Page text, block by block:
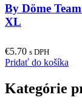
By Döme
XL
€5.70 s DPH
Pridať do košíka
Kategórie